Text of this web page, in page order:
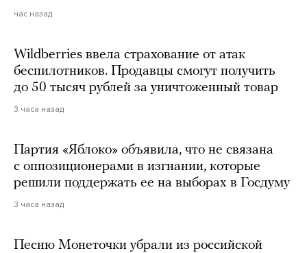
час назад
Wildberries ввела страхование от атак
беспилотников. Продавцы смогут получить
до 50 тысяч рублей за уничтоженный товар
3 часа назад
Партия «Яблоко» объявила, что не связана
с оппозиционерами в изгнании, которые
решили поддержать ее на выборах в Госдуму
3 часа назад
Песню Монеточки убрали из российской